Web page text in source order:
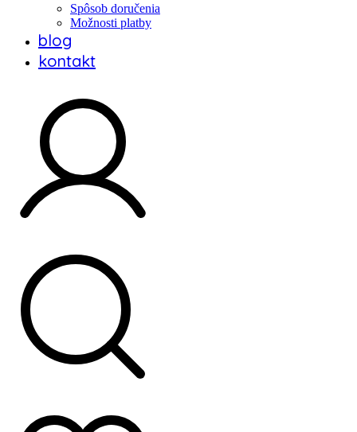
Spôsob doručenia
Možnosti platby
blog
kontakt